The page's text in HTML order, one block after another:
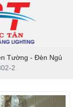
Tường - Đèn Ngủ
2